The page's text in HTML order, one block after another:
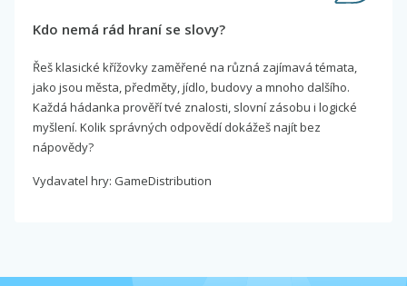
Kdo nemá rád hraní se slovy?
Řeš klasické křížovky zaměřené na různá zajímavá témata,
jako jsou města, předměty, jídlo, budovy a mnoho dalšího.
Každá hádanka prověří tvé znalosti, slovní zásobu i logické
myšlení. Kolik správných odpovědí dokážeš najít bez
nápovědy?
Vydavatel hry: GameDistribution